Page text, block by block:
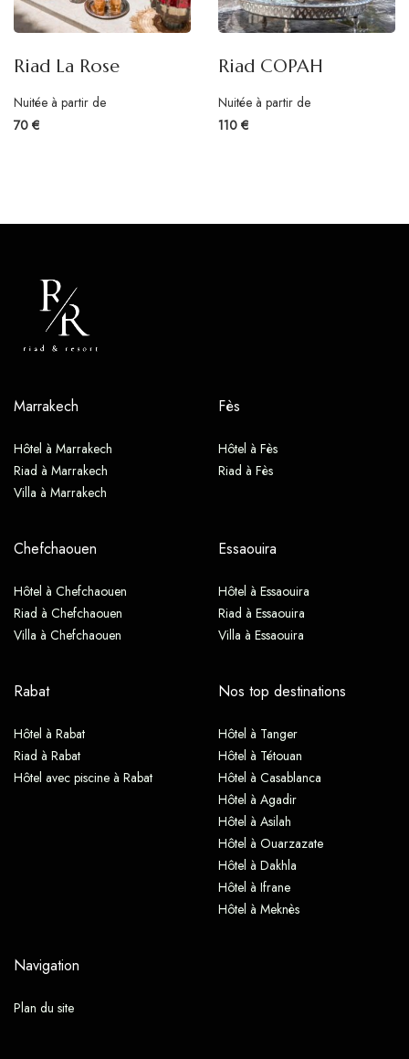
Riad La Rose
Nuitée à partir de
70 €
Riad COPAH
Nuitée à partir de
110 €
Marrakech
Hôtel à Marrakech
Riad à Marrakech
Villa à Marrakech
Fès
Hôtel à Fès
Riad à Fès
Chefchaouen
Hôtel à Chefchaouen
Riad à Chefchaouen
Villa à Chefchaouen
Essaouira
Hôtel à Essaouira
Riad à Essaouira
Villa à Essaouira
Rabat
Hôtel à Rabat
Riad à Rabat
Hôtel avec piscine à Rabat
Nos top destinations
Hôtel à Tanger
Hôtel à Tétouan
Hôtel à Casablanca
Hôtel à Agadir
Hôtel à Asilah
Hôtel à Ouarzazate
Hôtel à Dakhla
Hôtel à Ifrane
Hôtel à Meknès
Navigation
Plan du site